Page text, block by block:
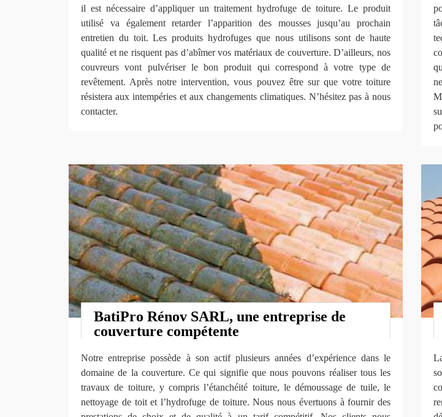
il est nécessaire d’appliquer un traitement hydrofuge de toiture. Le produit
utilisé va également retarder l’apparition des mousses jusqu’au prochain
entretien du toit. Les produits hydrofuges que nous utilisons sont de haute
qualité et ne risquent pas d’abîmer vos matériaux de couverture. D’ailleurs, nos
couvreurs vont pulvériser le bon produit qui correspond à votre type de
revêtement. Après notre intervention, vous pouvez être sur que votre toiture
résistera aux intempéries et aux changements climatiques. N’hésitez pas à nous
contacter.
BatiPro Rénov SARL, une entreprise de
couverture compétente
Notre entreprise possède à son actif plusieurs années d’expérience dans le
domaine de la couverture. Ce qui signifie que nous pouvons réaliser tous les
travaux de toiture, y compris l’étanchéité toiture, le démoussage de tuile, le
nettoyage de toit et l’hydrofuge de toiture. Nous nous évertuons à fournir des